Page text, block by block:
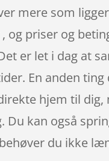
mere som
og priser og
er let i dag at
En anden
hjem til
Du kan også
du ikke